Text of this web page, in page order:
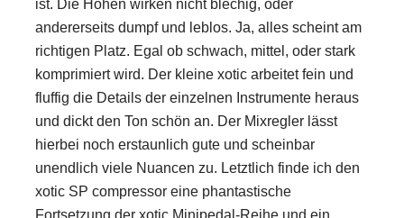
ist. Die Höhen wirken nicht blechig, oder
andererseits dumpf und leblos. Ja, alles scheint am
richtigen Platz. Egal ob schwach, mittel, oder stark
komprimiert wird. Der kleine xotic arbeitet fein und
fluffig die Details der einzelnen Instrumente heraus
und dickt den Ton schön an. Der Mixregler lässt
hierbei noch erstaunlich gute und scheinbar
unendlich viele Nuancen zu. Letztlich finde ich den
xotic SP compressor eine phantastische
Fortsetzung der xotic Minipedal-Reihe und ein